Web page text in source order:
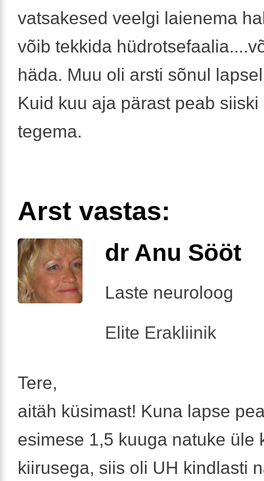
vatsakesed veelgi laienema
võib tekkida
häda. Muu oli arsti sõnul
Kuid kuu aja pärast peab
tegema.
Arst vastas:
dr Anu Sööt
Laste neuroloog
Elite Erakliinik
Tere,
aitäh küsimast! Kuna lapse
esimese 1,5 kuuga natuke üle
kiirusega, siis oli UH kindlasti